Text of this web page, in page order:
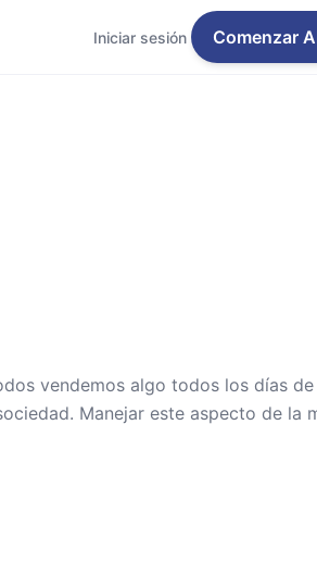
Iniciar sesión Comenzar
vendemos algo todos los días de
Manejar este aspecto de la